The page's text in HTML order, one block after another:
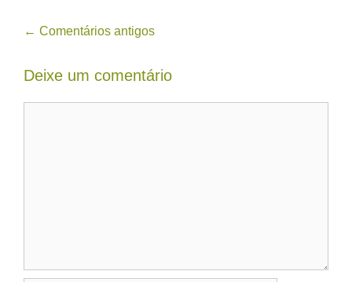
Navegação
comentário
← Comentários antigos
Deixe um comentário